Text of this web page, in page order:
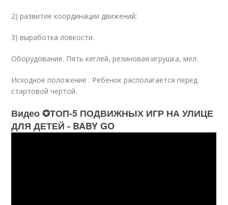
2) развитие координации движений;
3) выработка ловкости.
Оборудование. Пять кеглей, резиновая игрушка, мел.
Исходное положение . Ребенок располагается перед
стартовой чертой.
Видео ✪ТОП-5 ПОДВИЖНЫХ ИГР НА УЛИЦЕ
ДЛЯ ДЕТЕЙ - BABY GO